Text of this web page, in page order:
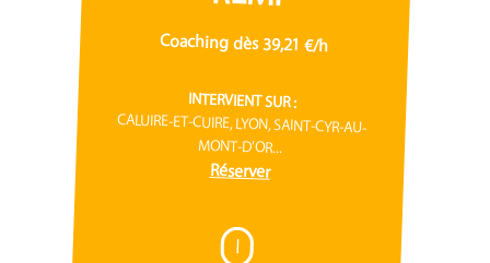
Coaching dès 39,21 €/h
INTERVIENT SUR :
CALUIRE-ET-CUIRE, LYON, SAINT-CYR-AU-
MONT-D'OR...
Réserver
I